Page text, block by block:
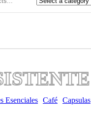
Esenciales Café Capsulas